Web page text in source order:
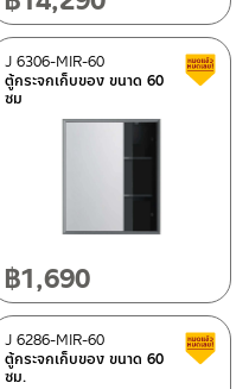
Clearance sale
ตู้กระจกเก็บของ ขนาด 60
ซม
J 6306-MIR-60
฿1,690
Clearance sale
ตู้กระจกเก็บของ ขนาด 60
ซม.
J 6286-MIR-60